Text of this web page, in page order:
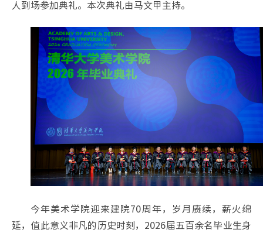
人到场参加典礼。本次典礼由马文甲主持。
今年美术学院迎来建院70周年，岁月赓续，薪火绵
延，值此意义非凡的历史时刻，2026届五百余名毕业生身